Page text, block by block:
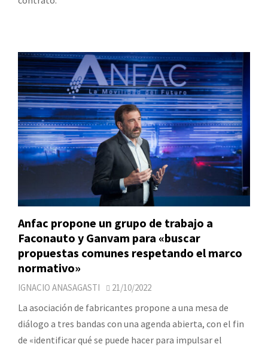
Anfac propone un grupo de trabajo a
Faconauto y Ganvam para «buscar
propuestas comunes respetando el marco
normativo»
IGNACIO ANASAGASTI 21/10/2022
La asociación de fabricantes propone a una mesa de
diálogo a tres bandas con una agenda abierta, con el fin
de «identificar qué se puede hacer para impulsar el